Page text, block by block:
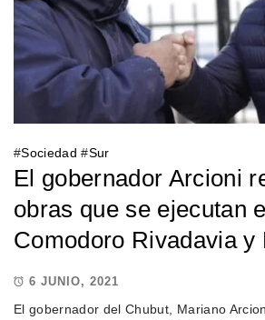
#Sociedad #Sur
El gobernador Arcioni
obras que se ejecutan
Comodoro Rivadavia y
6 JUNIO, 2021
El gobernador del Chubut, Mariano